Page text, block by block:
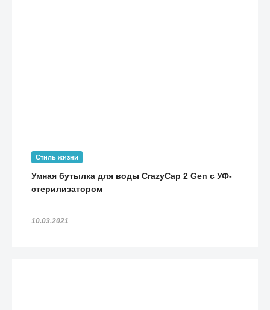
Стиль жизни
Умная бутылка для воды CrazyCap 2 Gen с УФ-
стерилизатором
10.03.2021